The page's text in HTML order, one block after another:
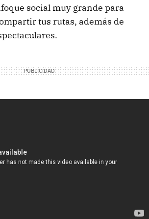
social muy grande para
tus rutas, además de